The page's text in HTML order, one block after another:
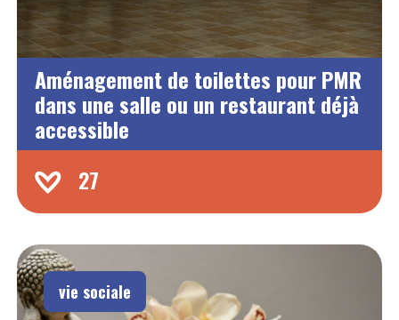
Aménagement de toilettes pour PMR
dans une salle ou un restaurant déjà
accessible
27
vie sociale